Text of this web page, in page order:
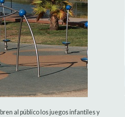
al público los juegos infantiles y